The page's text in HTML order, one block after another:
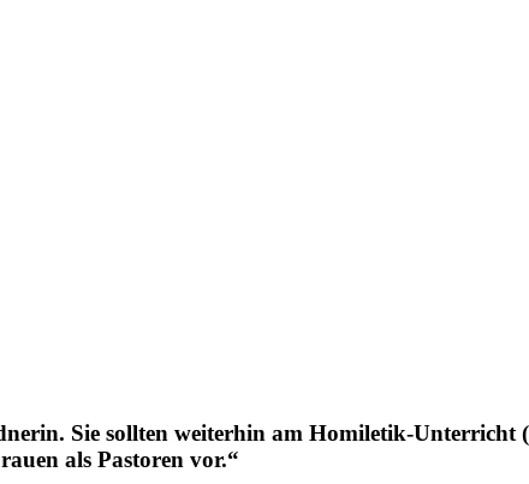
Sie sollten weiterhin am Homiletik-
als Pastoren vor.“